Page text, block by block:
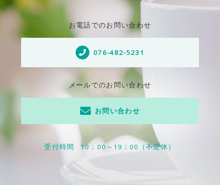
お電話でのお問い合わせ
076-482-5231
メールでのお問い合わせ
お問い合わせ
受付時間 10：00～19：00（不定休）